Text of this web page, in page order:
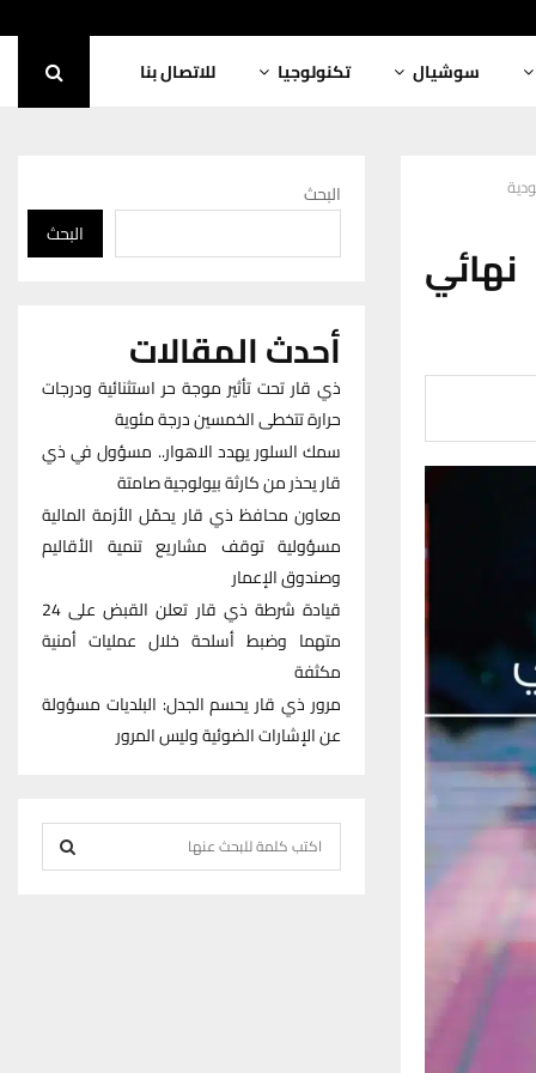
سوشيال تكنولوجيا للاتصال بنا
البحث
البحث
أحدث المقالات
ذي قار تحت تأثير موجة حر استثنائية ودرجات
حرارة تتخطى الخمسين درجة مئوية
سمك السلور يهدد الاهوار.. مسؤول في ذي
قار يحذر من كارثة بيولوجية صامتة
معاون محافظ ذي قار يحمّل الأزمة المالية
مسؤولية توقف مشاريع تنمية الأقاليم
وصندوق الإعمار
قيادة شرطة ذي قار تعلن القبض على 24
متهما وضبط أسلحة خلال عمليات أمنية
مكثفة
مرور ذي قار يحسم الجدل: البلديات مسؤولة
عن الإشارات الضوئية وليس المرور
e